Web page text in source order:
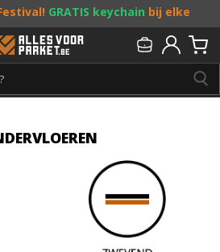
GRATIS keychain bij elke
toffe acties! Doe je mee?
013 - 207 00 01